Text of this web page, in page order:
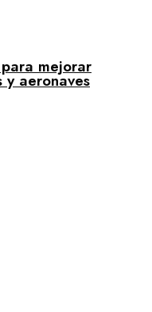
mejorar
aeronaves